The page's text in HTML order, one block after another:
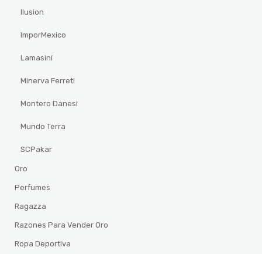
Ilusion
ImporMexico
Lamasini
Minerva Ferreti
Montero Danesi
Mundo Terra
SCPakar
Oro
Perfumes
Ragazza
Razones Para Vender Oro
Ropa Deportiva